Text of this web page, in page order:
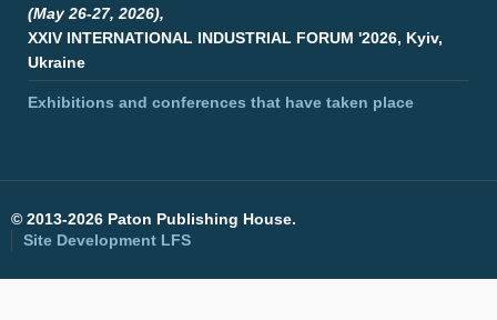
(May 26-27, 2026),
XXIV INTERNATIONAL INDUSTRIAL FORUM '2026, Kyiv,
Ukraine
Exhibitions and conferences that have taken place
© 2013-2026 Paton Publishing House.
Site Development LFS